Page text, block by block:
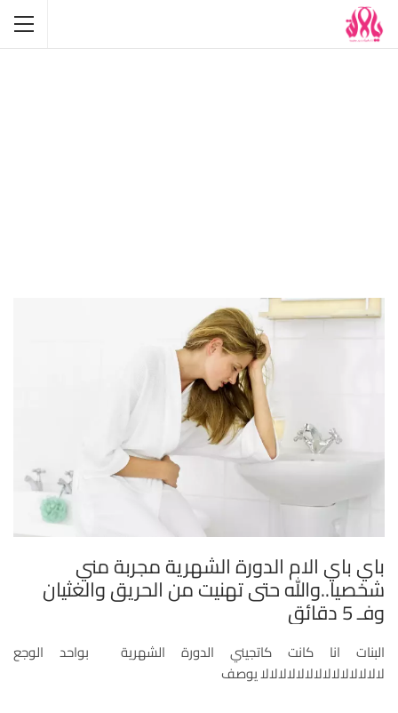
باي باي الام الدورة الشهرية مجربة مني
شخصيا..والله حتى تهنيت من الحريق والغثيان
وفـ 5 دقائق
البنات انا كانت كاتجيني الدورة الشهرية بواحد الوجع
لالالالالالالالالالالالالالا يوصف